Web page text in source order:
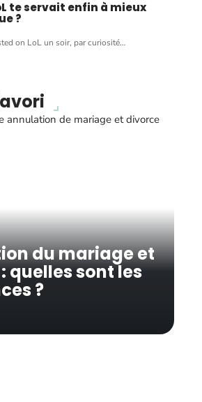
te servait enfin à mieux
?
on LoL un soir, par curiosité…
du mariage et
quelles sont les
?